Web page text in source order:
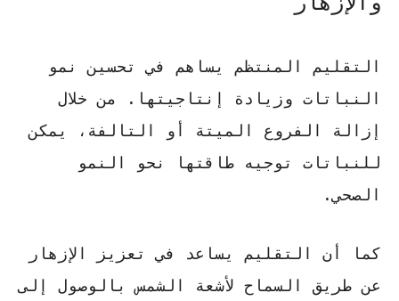
التقليم المنتظم يساهم في تحسين نمو
النباتات وزيادة إنتاجيتها. من خلال
إزالة الفروع الميتة أو التالفة، يمكن
للنباتات توجيه طاقتها نحو النمو
الصحي.
كما أن التقليم يساعد في تعزيز الإزهار
عن طريق السماح لأشعة الشمس بالوصول إلى